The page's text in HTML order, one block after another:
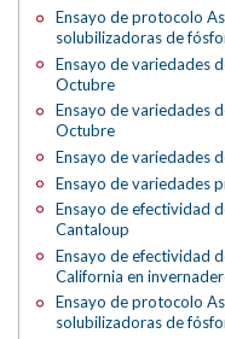
Ensayo de protocolo
solubilizadoras de
Ensayo de variedades
Octubre
Ensayo de variedades
Octubre
Ensayo de variedades
Ensayo de variedades
Ensayo de efectividad
Cantaloup
Ensayo de efectividad
California en
Ensayo de protocolo
solubilizadoras de